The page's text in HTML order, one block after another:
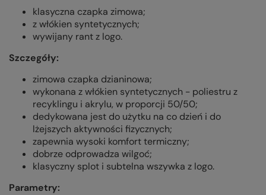
klasyczna czapka zimowa;
z włókien syntetycznych;
wywijany rant z logo.
Szczegóły:
zimowa czapka dzianinowa;
wykonana z włókien syntetycznych - poliestru z
recyklingu i akrylu, w proporcji 50/50;
dedykowana jest do użytku na co dzień i do
lżejszych aktywności fizycznych;
zapewnia wysoki komfort termiczny;
dobrze odprowadza wilgoć;
klasyczny splot i subtelna wszywka z logo.
Parametry: